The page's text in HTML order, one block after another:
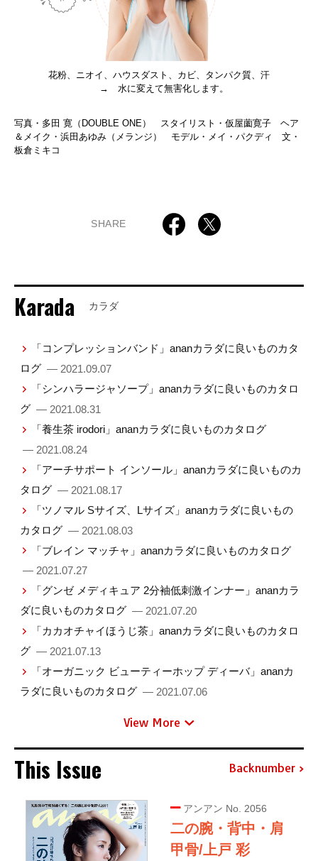
花粉、ニオイ、ハウスダスト、カビ、タンパク質、汗
→ 水に変えて無害化します。
写真・多田 寛（DOUBLE ONE） スタイリスト・仮屋薗寛子 ヘア
＆メイク・浜田あゆみ（メランジ） モデル・メイ・パクディ 文・
板倉ミキコ
SHARE
Karada カラダ
「コンプレッションバンド」ananカラダに良いものカタ
ログ — 2021.09.07
「シンハラージャソープ」ananカラダに良いものカタロ
グ — 2021.08.31
「養生茶 irodori」ananカラダに良いものカタログ
— 2021.08.24
「アーチサポート インソール」ananカラダに良いものカ
タログ — 2021.08.17
「ツノマル Sサイズ、Lサイズ」ananカラダに良いもの
カタログ — 2021.08.03
「ブレイン マッチャ」ananカラダに良いものカタログ
— 2021.07.27
「グンゼ メディキュア 2分袖低刺激インナー」ananカラ
ダに良いものカタログ — 2021.07.20
「カカオチャイほうじ茶」ananカラダに良いものカタロ
グ — 2021.07.13
「オーガニック ビューティーホップ ディーバ」ananカ
ラダに良いものカタログ — 2021.07.06
View More
This Issue Backnumber
アンアン No. 2056
二の腕・背中・肩
甲骨/上戸 彩